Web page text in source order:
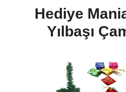
Hediye
Yılbaşı